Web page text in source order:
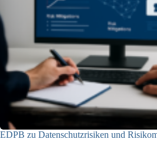
EDPB zu Datenschutzrisiken und